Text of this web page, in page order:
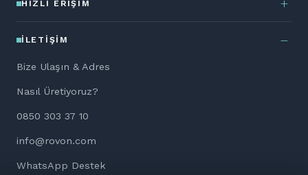
HIZLI ERIŞIM
İLETIŞIM
Bize Ulaşın & Adres
Nasıl Üretiyoruz?
0850 303 37 10
info@rovon.com
WhatsApp Destek